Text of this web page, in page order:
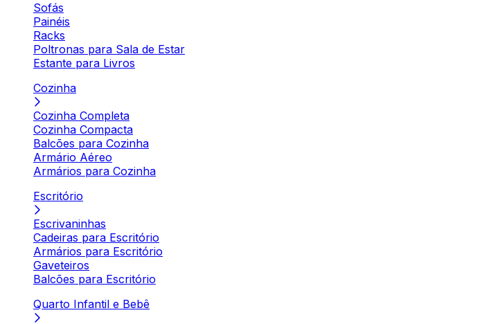
Sofás
Painéis
Racks
Poltronas para Sala de Estar
Estante para Livros
Cozinha
Cozinha Completa
Cozinha Compacta
Balcões para Cozinha
Armário Aéreo
Armários para Cozinha
Escritório
Escrivaninhas
Cadeiras para Escritório
Armários para Escritório
Gaveteiros
Balcões para Escritório
Quarto Infantil e Bebê